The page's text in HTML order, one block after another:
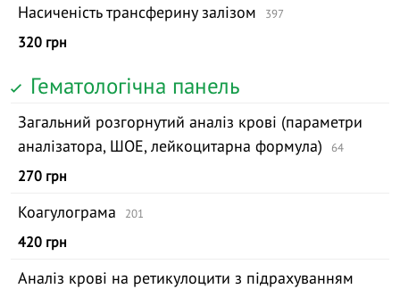
Насиченість трансферину залізом 397
320 грн
Гематологічна панель
Загальний розгорнутий аналіз крові (параметри
аналізатора, ШОЕ, лейкоцитарна формула)
64
270 грн
Коагулограма 201
420 грн
Аналіз крові на ретикулоцити з підрахуванням